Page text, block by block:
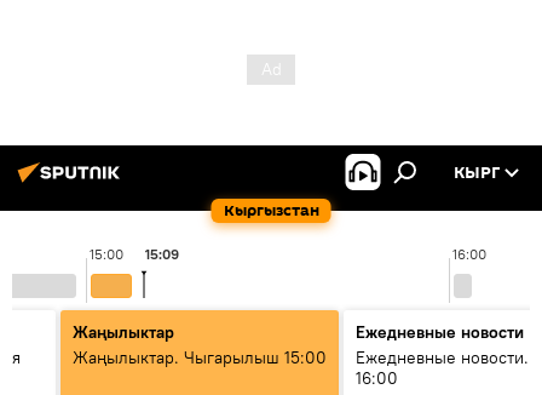
Кыргызстан
КЫРГ
15:00 16:00
15:09
Жаңылыктар
Жаңылыктар. Чыгарылыш 15:00
Ежедневные новости
Ежедневные новости.
16:00